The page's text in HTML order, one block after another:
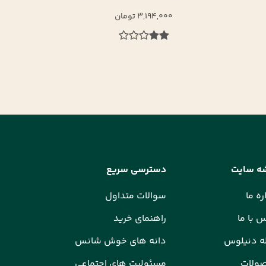
2,597,000 تومان
سایت
ما
با ما
دنیلوس
دسترسی سریع
سوالات متداول
راهنمای خرید
دانه های خوش شانس